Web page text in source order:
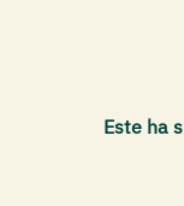
Este ha